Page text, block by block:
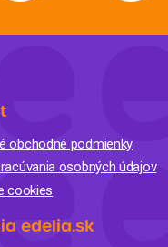
obchodné podmienky
osobných údajov
cookies
edelia.sk